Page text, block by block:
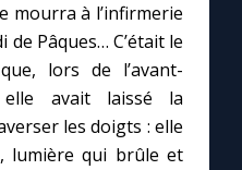
mourra à l’infirmerie
Pâques… C’était le
lors de l’avant-
elle avait laissé la
les doigts : elle
lumière qui brûle et